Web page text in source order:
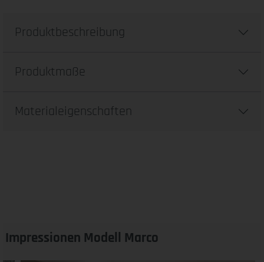
Produktbeschreibung
Produktmaße
Materialeigenschaften
Impressionen Modell Marco